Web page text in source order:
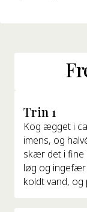
Trin 1
Kog ægget i
imens, og
skær det i fine
løg og
koldt vand, og